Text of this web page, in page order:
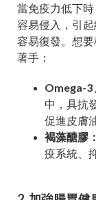
當免疫力低下
容易侵入，引
容易復發。想
著手：
Omega-3
中，具抗
促進皮膚
褐藻醣膠：
疫系統、